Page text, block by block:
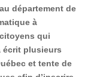
département de
à
qui
écrit plusieurs
et tente de